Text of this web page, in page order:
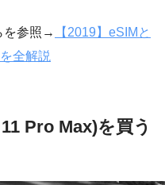
を参照→
【2019】eSIMと
全解説
Pro Max)を買う